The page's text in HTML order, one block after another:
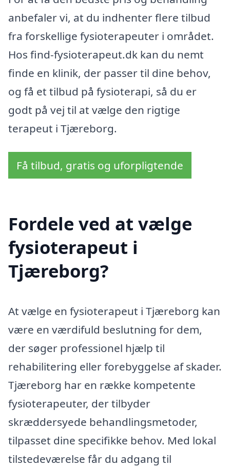
anbefaler vi, at du indhenter flere tilbud
fra forskellige fysioterapeuter i området.
Hos find-fysioterapeut.dk kan du nemt
finde en klinik, der passer til dine behov,
og få et tilbud på fysioterapi, så du er
godt på vej til at vælge den rigtige
terapeut i Tjæreborg.
Få tilbud, gratis og uforpligtende
Fordele ved at vælge
fysioterapeut i
Tjæreborg?
At vælge en fysioterapeut i Tjæreborg kan
være en værdifuld beslutning for dem,
der søger professionel hjælp til
rehabilitering eller forebyggelse af skader.
Tjæreborg har en række kompetente
fysioterapeuter, der tilbyder
skræddersyede behandlingsmetoder,
tilpasset dine specifikke behov. Med lokal
tilstedeværelse får du adgang til